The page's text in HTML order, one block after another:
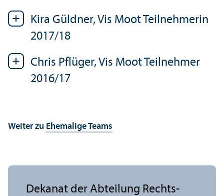
Kira Güldner, Vis Moot Teilnehmerin
2017/18
Chris Pflüger, Vis Moot Teilnehmer
2016/17
Weiter zu Ehemalige Teams
Dekanat der Abteilung Rechts­